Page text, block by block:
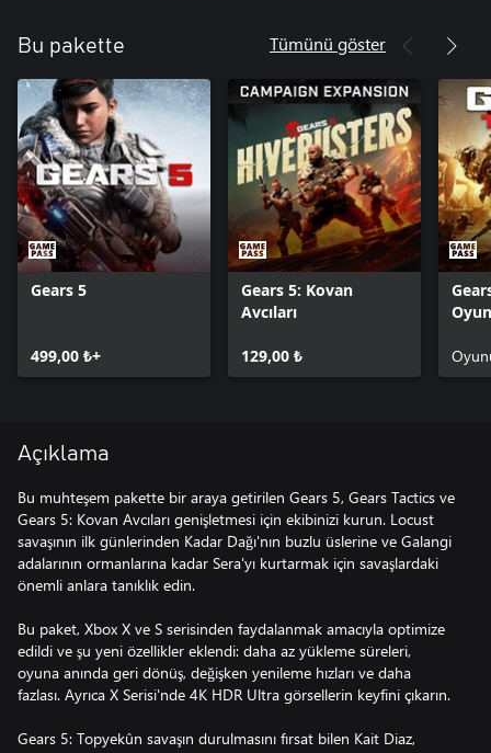
Bu pakette Tümünü göster
Gears 5
499,00 ₺+
Gears 5: Kovan
Avcıları
129,00 ₺
Oyun
Açıklama
Bu muhteşem pakette bir araya getirilen Gears 5, Gears Tactics ve
Gears 5: Kovan Avcıları genişletmesi için ekibinizi kurun. Locust
savaşının ilk günlerinden Kadar Dağı'nın buzlu üslerine ve Galangi
adalarının ormanlarına kadar Sera'yı kurtarmak için savaşlardaki
önemli anlara tanıklık edin.
Bu paket, Xbox X ve S serisinden faydalanmak amacıyla optimize
edildi ve şu yeni özellikler eklendi: daha az yükleme süreleri,
oyuna anında geri dönüş, değişken yenileme hızları ve daha
fazlası. Ayrıca X Serisi'nde 4K HDR Ultra görsellerin keyfini çıkarın.
Gears 5: Topyekûn savaşın durulmasını fırsat bilen Kait Diaz,